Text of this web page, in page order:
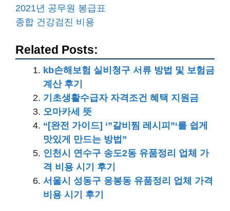
2021년 공무원 봉급표
종합 건강검진 비용
Related Posts:
kb손해보험 실비청구 서류 방법 및 보험금
계산 후기
기초생활수급자 자격조건 혜택 지원금
오마카세 뜻
“[완전 가이드] ‘”갈비찜 레시피”‘를 쉽게
맛있게 만드는 방법”
인천시 연수구 송도2동 유품정리 업체 가
격 비용 시기 후기
서울시 성동구 응봉동 유품정리 업체 가격
비용 시기 후기